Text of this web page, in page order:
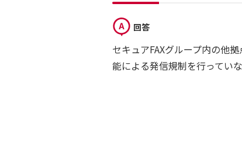
回答
セキュアFAXグループ内の他
能による発信規制を行ってい